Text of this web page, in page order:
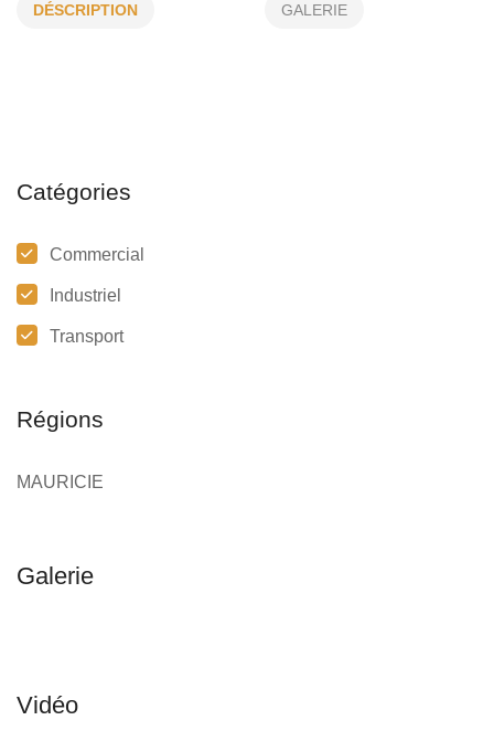
DÉSCRIPTION GALERIE
Catégories
Commercial
Industriel
Transport
Régions
MAURICIE